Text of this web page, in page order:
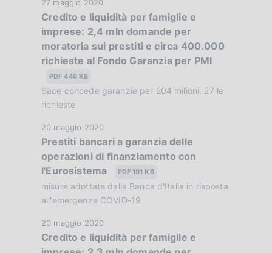
n
e
:
:
l
i
c
a
z
o
n
e
:
:
a
t
a
P
b
b
i
c
a
z
i
o
n
e
:
27 maggio 2020
Credito e liquidità per famiglie e
imprese: 2,4 mln domande per
moratoria sui prestiti e circa 400.000
richieste al Fondo Garanzia per PMI
PDF 446 KB
Sace concede garanzie per 204 milioni, 27 le
richieste
D
a
t
a
P
u
b
l
20 maggio 2020
Prestiti bancari a garanzia delle
operazioni di finanziamento con
l'Eurosistema
PDF 191 KB
misure adottate dalla Banca d'Italia in risposta
all'emergenza COVID-19
D
a
20 maggio 2020
Credito e liquidità per famiglie e